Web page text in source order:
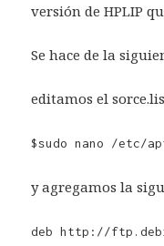
versión de HPLIP
Se hace de la
editamos el
$sudo nano /etc/
y agregamos la
deb http://